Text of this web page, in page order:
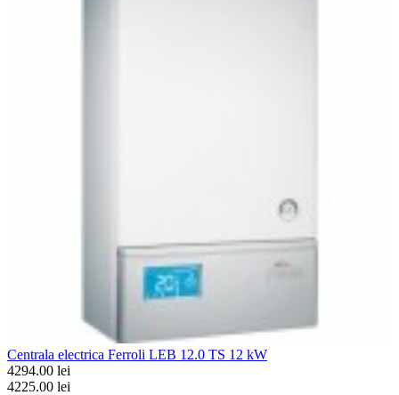
Centrala electrica Ferroli LEB 12.0 TS 12 kW
4294.00 lei
4225.00 lei